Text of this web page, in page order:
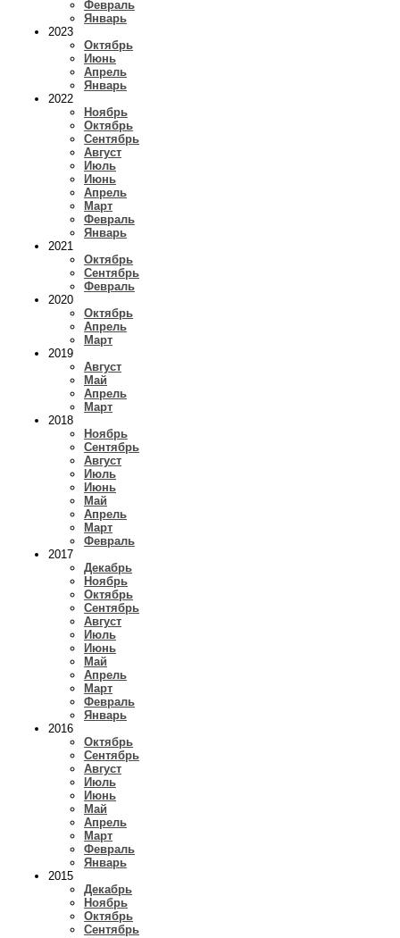
Февраль
Январь
2023
Октябрь
Июнь
Апрель
Январь
2022
Ноябрь
Октябрь
Сентябрь
Август
Июль
Июнь
Апрель
Март
Февраль
Январь
2021
Октябрь
Сентябрь
Февраль
2020
Октябрь
Апрель
Март
2019
Август
Май
Апрель
Март
2018
Ноябрь
Сентябрь
Август
Июль
Июнь
Май
Апрель
Март
Февраль
2017
Декабрь
Ноябрь
Октябрь
Сентябрь
Август
Июль
Июнь
Май
Апрель
Март
Февраль
Январь
2016
Октябрь
Сентябрь
Август
Июль
Июнь
Май
Апрель
Март
Февраль
Январь
2015
Декабрь
Ноябрь
Октябрь
Сентябрь